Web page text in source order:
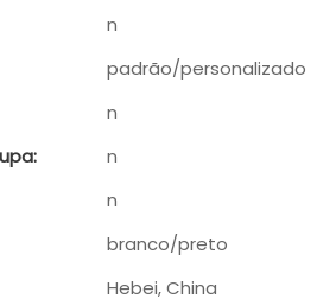
n
padrão/personalizado
n
n
n
branco/preto
Hebei, China